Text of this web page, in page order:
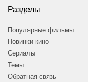
Разделы
Популярные фильмы
Новинки кино
Сериалы
Темы
Обратная связь